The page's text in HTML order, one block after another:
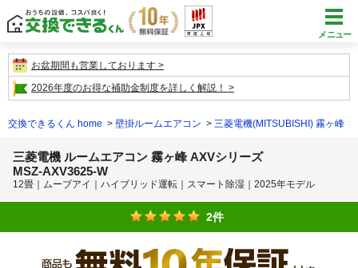
メニュー
お盆期間も営業しております
2026年度のお得な補助金制度を詳しく解説！
交換できるくん home 壁掛ルームエアコン 三菱電機(MITSUBISHI) 霧ヶ峰
三菱電機 ルームエアコン 霧ヶ峰 AXVシリーズ
MSZ-AXV3625-W
12畳｜ムーブアイ｜ハイブリッド運転｜スマート除湿｜2025年モデル
2件